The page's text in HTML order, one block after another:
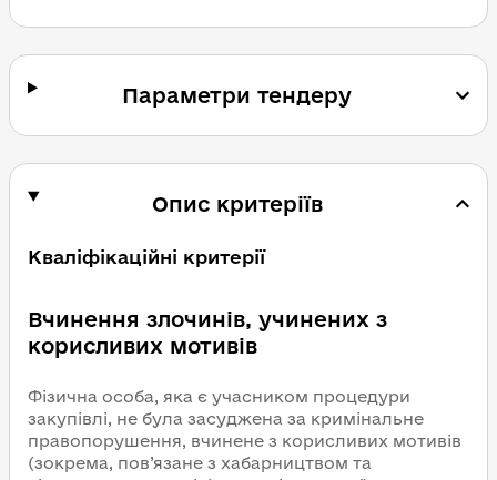
Параметри тендеру
Опис критеріїв
Кваліфікаційні критерії
Вчинення злочинів, учинених з
корисливих мотивів
Фізична особа, яка є учасником процедури
закупівлі, не була засуджена за кримінальне
правопорушення, вчинене з корисливих мотивів
(зокрема, пов’язане з хабарництвом та